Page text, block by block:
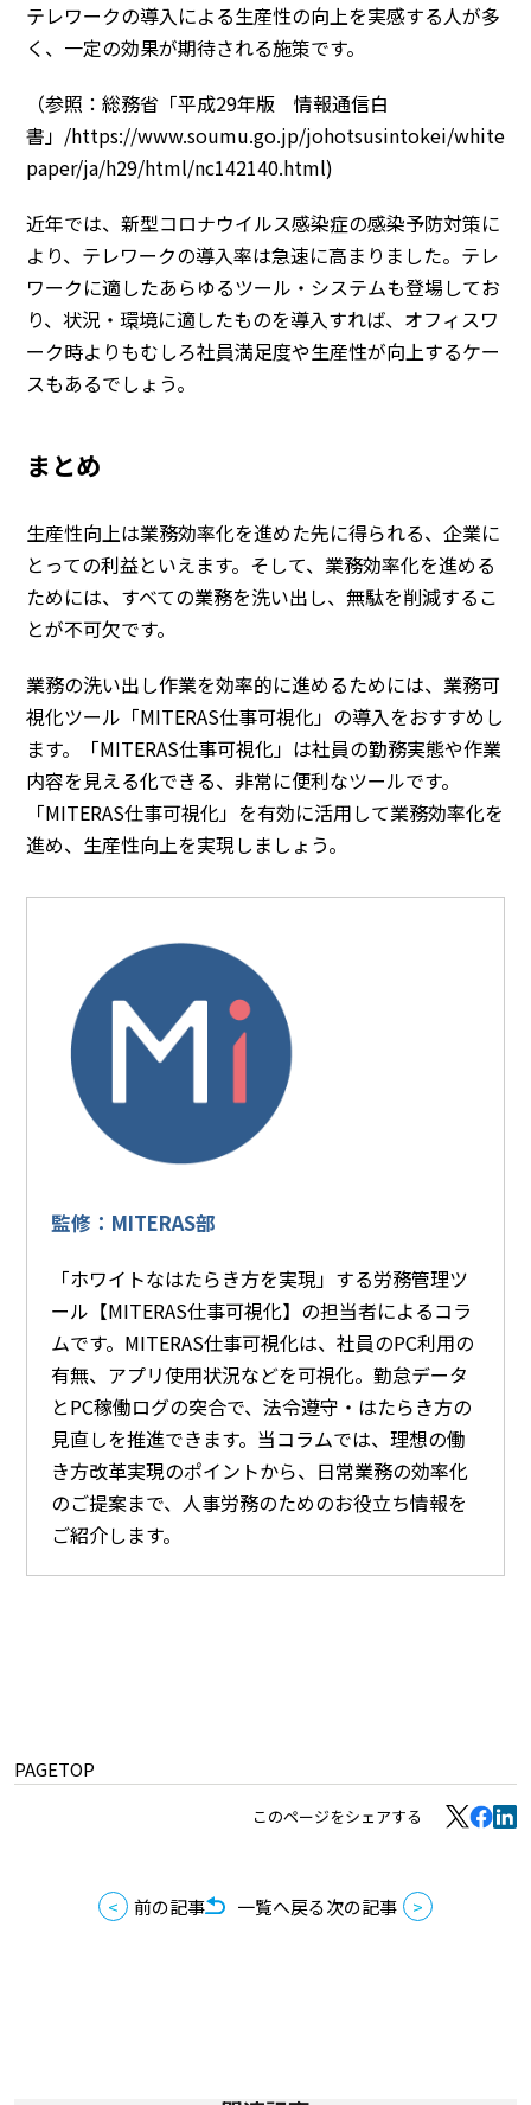
テレワークの導入による生産性の向上を実感する人が多
く、一定の効果が期待される施策です。
（参照：総務省「平成29年版 情報通信白
書」/https://www.soumu.go.jp/johotsusintokei/white
paper/ja/h29/html/nc142140.html)
近年では、新型コロナウイルス感染症の感染予防対策に
より、テレワークの導入率は急速に高まりました。テレ
ワークに適したあらゆるツール・システムも登場してお
り、状況・環境に適したものを導入すれば、 オフィスワ
ーク時よりもむしろ社員満足度や生産性が向上するケー
スもあるでしょう。
まとめ
生産性向上は業務効率化を進めた先に得られる、企業に
とっての利益といえます。そして、業務効率化を進める
ためには、すべての業務を洗い出し、無駄を削減するこ
とが不可欠です。
業務の洗い出し作業を効率的に進めるためには、業務可
視化ツール「MITERAS仕事可視化」の導入をおすすめし
ます。「MITERAS仕事可視化」は社員の勤務実態や作業
内容を見える化できる、非常に便利なツールです。
「MITERAS仕事可視化」を有効に活用して業務効率化を
進め、生産性向上を実現しましょう。
監修：MITERAS部
「ホワイトなはたらき方を実現」する労務管理ツ
ール【MITERAS仕事可視化】の担当者によるコラ
ムです。MITERAS仕事可視化は、社員のPC利用の
有無、アプリ使用状況などを可視化。勤怠データ
とPC稼働ログの突合で、法令遵守・はたらき方の
見直しを推進できます。当コラムでは、理想の働
き方改革実現のポイントから、日常業務の効率化
のご提案まで、人事労務のためのお役立ち情報を
ご紹介します。
PAGETOP
このページをシェアする
前の記事 一覧へ戻る次の記事